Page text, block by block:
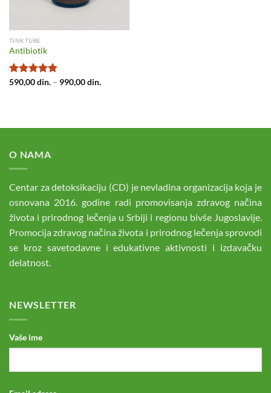
TINKTURE
Antibiotik
Ocenjeno
590,00din. – 990,00din.Raspon
O NAMA
Centar za detoksikaciju (CD) je nevladina organizacija koja je
osnovana 2016. godine radi promovisanja zdravog načina
života i prirodnog lečenja u Srbiji i regionu bivše Jugoslavije.
Promocija zdravog načina života i prirodnog lečenja sprovodi
se kroz savetodavne i edukativne aktivnosti i izdavačku
delatnost.
NEWSLETTER
Vaše ime